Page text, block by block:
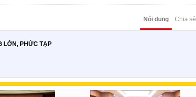
Chia sẻ
Nội dung
LỚN, PHỨC TẠP